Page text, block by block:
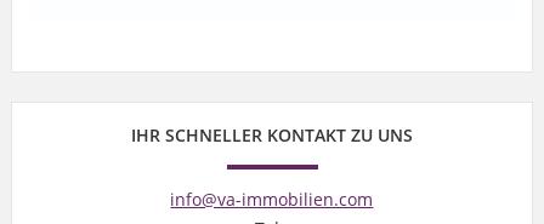
IHR SCHNELLER KONTAKT ZU UNS
info@va-immobilien.com